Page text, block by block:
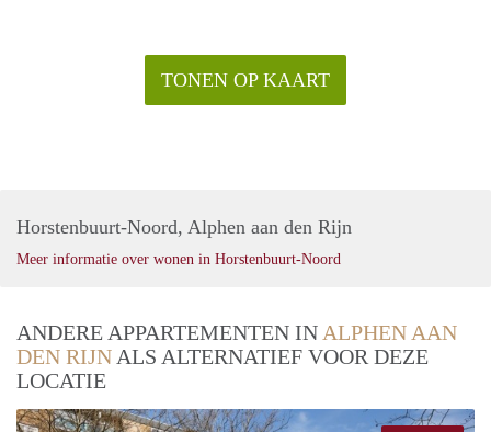
TONEN OP KAART
Horstenbuurt-Noord, Alphen aan den Rijn
Meer informatie over wonen in Horstenbuurt-Noord
ANDERE APPARTEMENTEN IN ALPHEN AAN
DEN RIJN ALS ALTERNATIEF VOOR DEZE
LOCATIE